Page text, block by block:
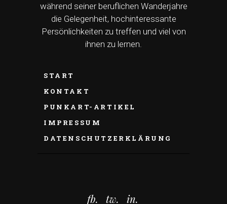
während seiner beruflichen Wanderjahre
die Gelegenheit, hochinteressante
Persönlichkeiten zu treffen und viel von
ihnen zu lernen.
START
KONTAKT
PUNKART-ARTIKEL
IMPRESSUM
DATENSCHUTZERKLÄRUNG
fb. tw. in.